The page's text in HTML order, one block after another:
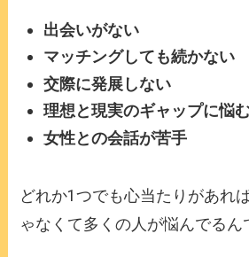
出会いがない
マッチングしても続かない
交際に発展しない
理想と現実のギャップに悩
女性との会話が苦手
どれか1つでも心当たりがあれ
ゃなくて多くの人が悩んでるん